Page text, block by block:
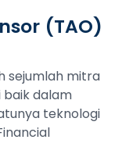
(TAO)
sejumlah mitra
baik dalam
teknologi